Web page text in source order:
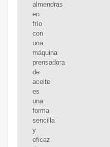
almendras
en
frío
con
una
máquina
prensadora
de
aceite
es
una
forma
sencilla
y
eficaz